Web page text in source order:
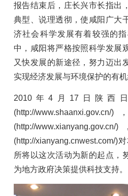
报告结束后，庄长兴市长指出
典型、说理透彻，使咸阳广大
济社会科学发展有着较强的
中，咸阳将严格按照科学发展
又快发展的新途径，努力迈出
实现经济发展与环境保护的有机
2010年4月17日陕西
(http://
(http://
(http://xianyang.cnwest.com/)
所将以这次活动为新的起点，
为地方政府决策提供科技支持。